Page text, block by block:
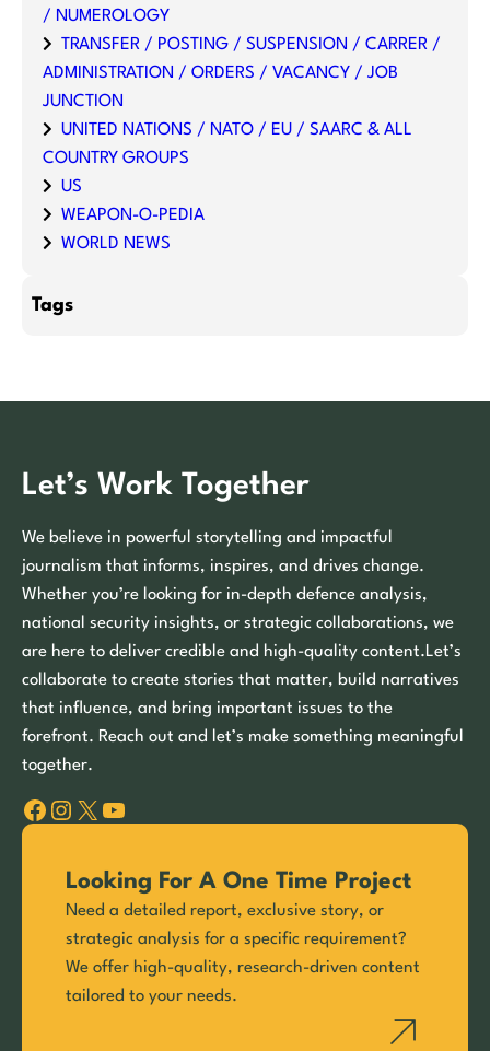
/ NUMEROLOGY
TRANSFER / POSTING / SUSPENSION / CARRER /
ADMINISTRATION / ORDERS / VACANCY / JOB
JUNCTION
UNITED NATIONS / NATO / EU / SAARC & ALL
COUNTRY GROUPS
US
WEAPON-O-PEDIA
WORLD NEWS
Tags
Let’s Work Together
We believe in powerful storytelling and impactful
journalism that informs, inspires, and drives change.
Whether you’re looking for in-depth defence analysis,
national security insights, or strategic collaborations, we
are here to deliver credible and high-quality content.Let’s
collaborate to create stories that matter, build narratives
that influence, and bring important issues to the
forefront. Reach out and let’s make something meaningful
together.
Facebook Instagram X YouTube
Looking For A One Time Project
Need a detailed report, exclusive story, or
strategic analysis for a specific requirement?
We offer high-quality, research-driven content
tailored to your needs.